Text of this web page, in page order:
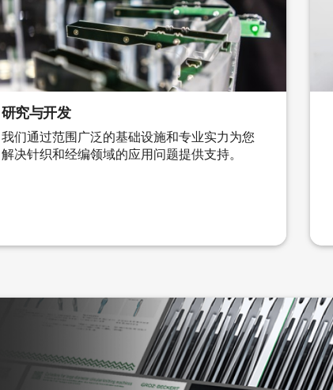
研究与开发
我们通过范围广泛的基础设施和专业实力为您
解决针织和经编领域的应用问题提供支持。